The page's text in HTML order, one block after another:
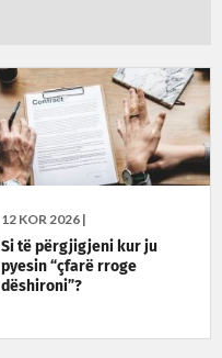
12 KOR 2026 |
Si të përgjigjeni kur ju
pyesin “çfarë rroge
dëshironi”?